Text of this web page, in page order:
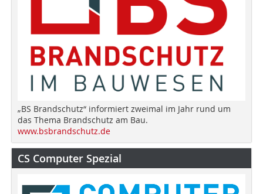
„BS Brandschutz“ informiert zweimal im Jahr rund um
das Thema Brandschutz am Bau.
www.bsbrandschutz.de
CS Computer Spezial